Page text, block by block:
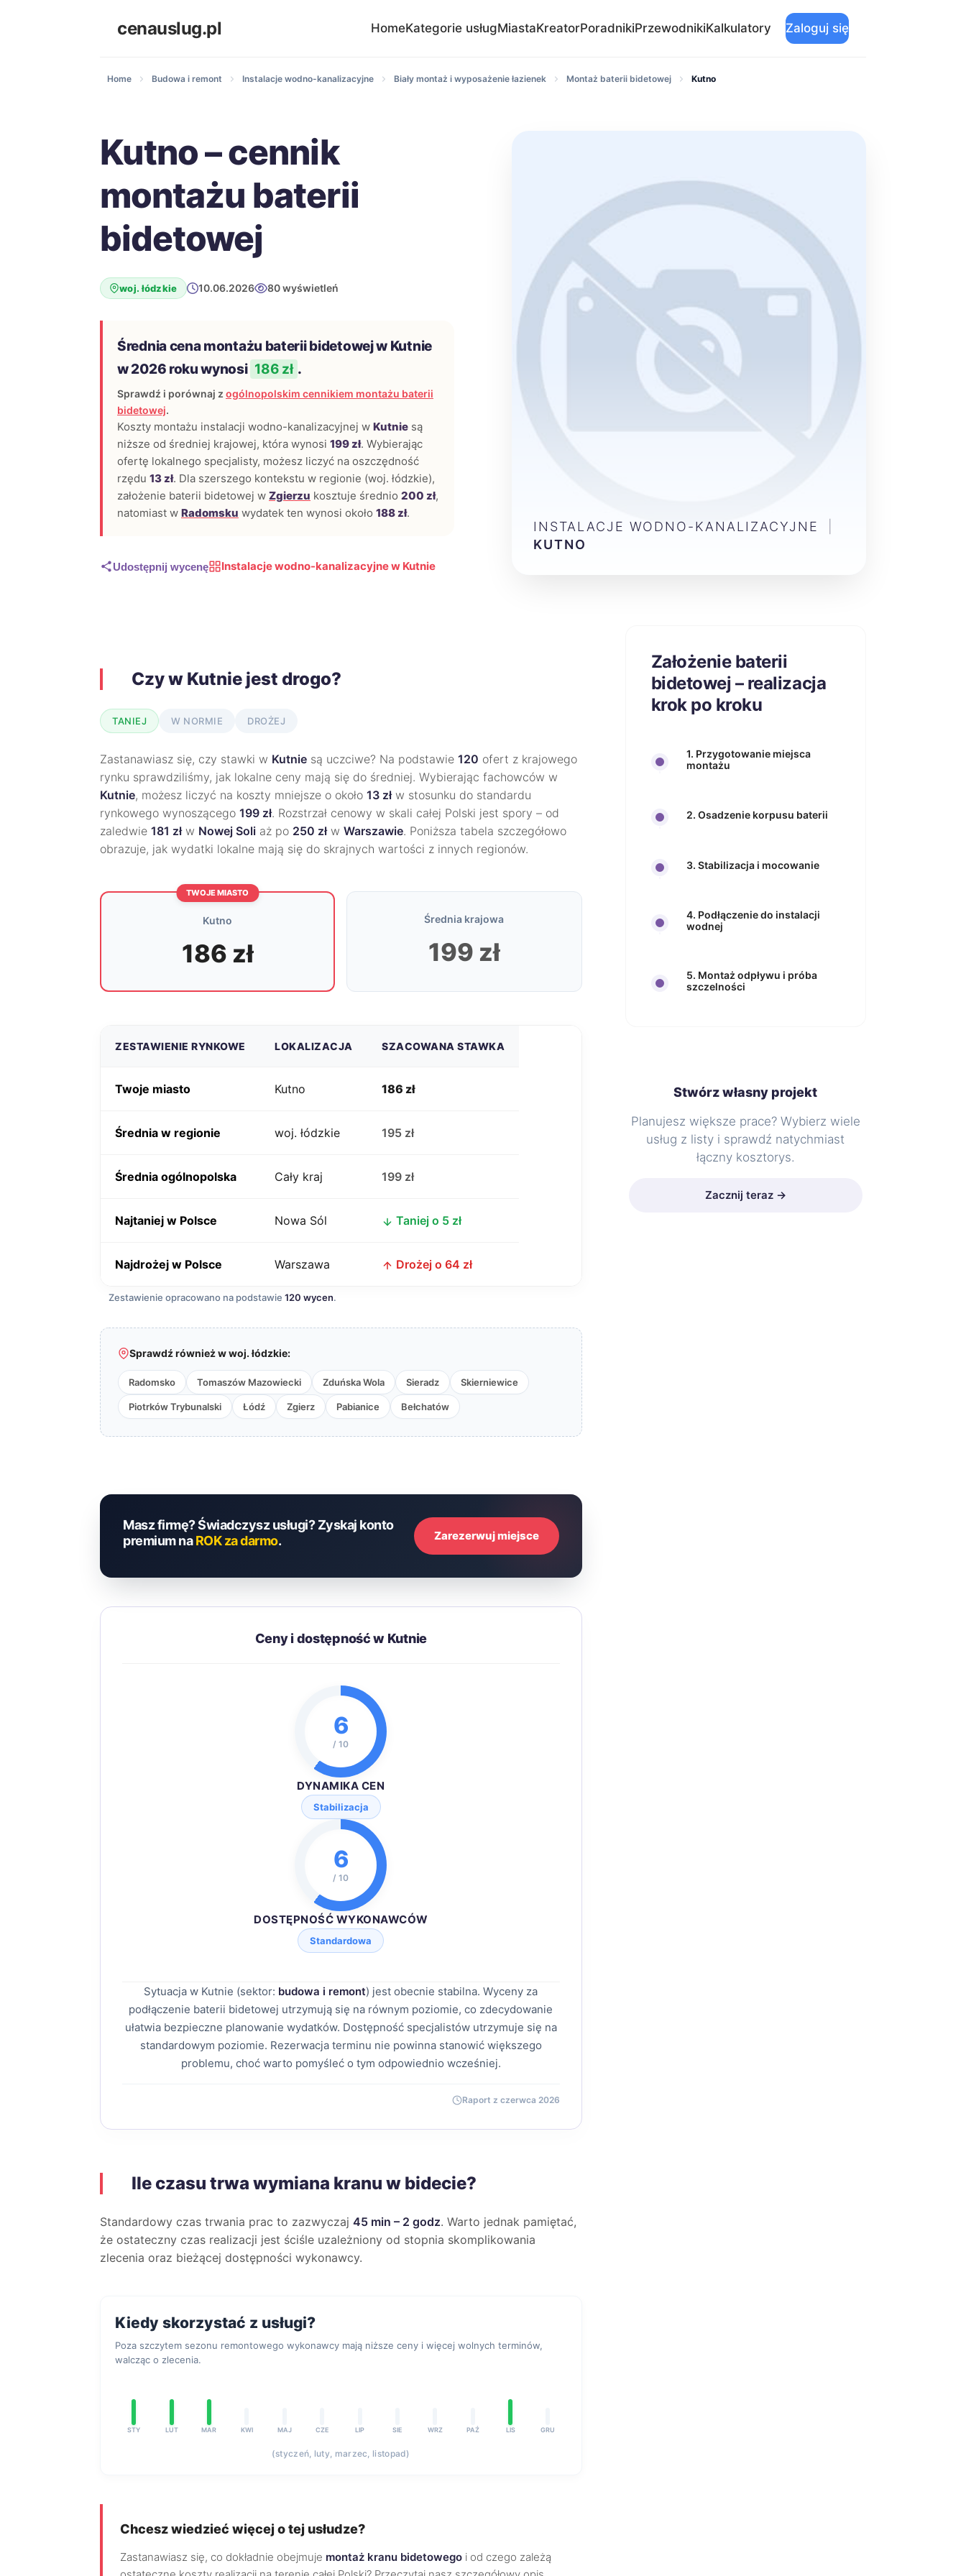
cenauslug.pl HomeKategorie usługMiastaKreatorPoradnikiPrzewodnikiKalkulatory Zaloguj się
Home Budowa i remont Instalacje wodno-kanalizacyjne Biały montaż i wyposażenie łazienek Montaż baterii bidetowej Kutno
Kutno – cennik
montażu baterii
bidetowej
woj. łódzkie 10.06.2026 80 wyświetleń
Średnia cena montażu baterii bidetowej w Kutnie
w 2026 roku wynosi 186 zł .
Sprawdź i porównaj z ogólnopolskim cennikiem montażu baterii
bidetowej.
Koszty montażu instalacji wodno-kanalizacyjnej w Kutnie są
niższe od średniej krajowej, która wynosi 199 zł. Wybierając
ofertę lokalnego specjalisty, możesz liczyć na oszczędność
rzędu 13 zł. Dla szerszego kontekstu w regionie (woj. łódzkie),
założenie baterii bidetowej w Zgierzu kosztuje średnio 200 zł,
natomiast w Radomsku wydatek ten wynosi około 188 zł.
Udostępnij wycenę Instalacje wodno-kanalizacyjne w Kutnie
INSTALACJE WODNO-KANALIZACYJNE
KUTNO
Czy w Kutnie jest drogo?
TANIEJ W NORMIE DROŻEJ
Zastanawiasz się, czy stawki w Kutnie są uczciwe? Na podstawie 120 ofert z krajowego
rynku sprawdziliśmy, jak lokalne ceny mają się do średniej. Wybierając fachowców w
Kutnie, możesz liczyć na koszty mniejsze o około 13 złw stosunku do standardu
rynkowego wynoszącego 199 zł. Rozstrzał cenowy w skali całej Polski jest spory – od
zaledwie 181 złw Nowej Soli aż po 250 złw Warszawie. Poniższa tabela szczegółowo
obrazuje, jak wydatki lokalne mają się do skrajnych wartości z innych regionów.
TWOJE MIASTO
Kutno
186 zł
Średnia krajowa
199 zł
ZESTAWIENIE RYNKOWE LOKALIZACJA SZACOWANA STAWKA
Twoje miasto Kutno 186 zł
Średnia w regionie woj. łódzkie 195 zł
Średnia ogólnopolska Cały kraj 199 zł
Najtaniej w Polsce Nowa Sól Taniej o 5 zł
Najdrożej w Polsce Warszawa Drożej o 64 zł
Zestawienie opracowano na podstawie 120 wycen.
Sprawdź również w woj. łódzkie:
Radomsko Tomaszów Mazowiecki Zduńska Wola Sieradz Skierniewice
Piotrków Trybunalski Łódź Zgierz Pabianice Bełchatów
Masz firmę? Świadczysz usługi? Zyskaj konto
premium naROK za darmo. Zarezerwuj miejsce
Ceny i dostępność w Kutnie
6
/ 10
DYNAMIKA CEN
Stabilizacja
6
/ 10
DOSTĘPNOŚĆ WYKONAWCÓW
Standardowa
Sytuacja w Kutnie (sektor: budowa i remont) jest obecnie stabilna. Wyceny za
podłączenie baterii bidetowej utrzymują się na równym poziomie, co zdecydowanie
ułatwia bezpieczne planowanie wydatków. Dostępność specjalistów utrzymuje się na
standardowym poziomie. Rezerwacja terminu nie powinna stanowić większego
problemu, choć warto pomyśleć o tym odpowiednio wcześniej.
Raport z czerwca 2026
Ile czasu trwa wymiana kranu w bidecie?
Standardowy czas trwania prac to zazwyczaj 45 min – 2 godz. Warto jednak pamiętać,
że ostateczny czas realizacji jest ściśle uzależniony od stopnia skomplikowania
zlecenia oraz bieżącej dostępności wykonawcy.
Kiedy skorzystać z usługi?
Poza szczytem sezonu remontowego wykonawcy mają niższe ceny i więcej wolnych terminów,
walcząc o zlecenia.
STY LUT MAR KWI MAJ CZE LIP SIE WRZ PAŹ LIS GRU
(styczeń, luty, marzec, listopad)
Chcesz wiedzieć więcej o tej usłudze?
Zastanawiasz się, co dokładnie obejmuje montaż kranu bidetowego i od czego zależą
Założenie baterii
bidetowej – realizacja
krok po kroku
1. Przygotowanie miejsca
montażu
2. Osadzenie korpusu baterii
3. Stabilizacja i mocowanie
4. Podłączenie do instalacji
wodnej
5. Montaż odpływu i próba
szczelności
Stwórz własny projekt
Planujesz większe prace? Wybierz wiele
usług z listy i sprawdź natychmiast
łączny kosztorys.
Zacznij teraz →